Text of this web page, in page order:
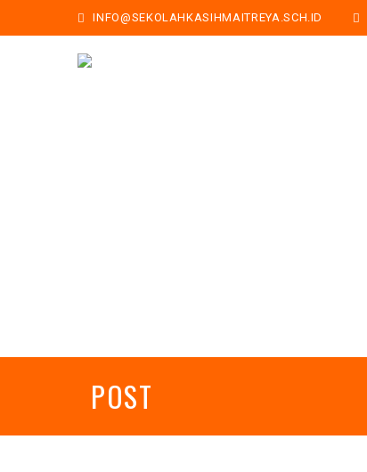
INFO@SEKOLAHKASIHMAITREYA.SCH.ID
POST